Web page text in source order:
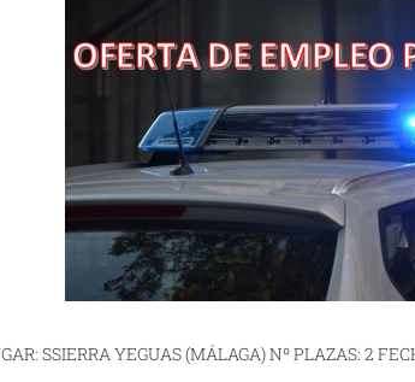
SSIERRA YEGUAS (MÁLAGA) Nº PLAZAS: 2